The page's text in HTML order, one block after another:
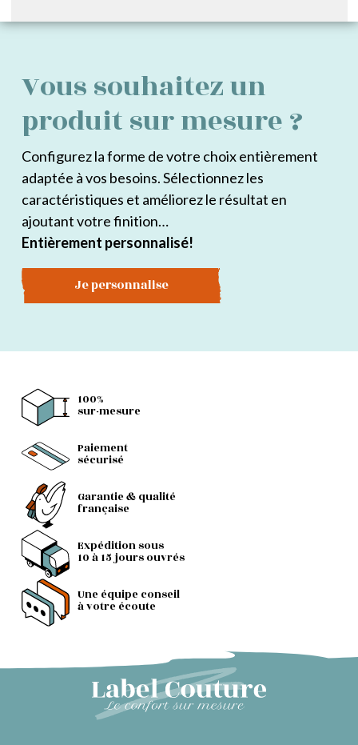
Vous souhaitez un
produit sur mesure ?
Configurez la forme de votre choix entièrement
adaptée à vos besoins. Sélectionnez les
caractéristiques et améliorez le résultat en
ajoutant votre finition…
Entièrement personnalisé!
Je personnalise
100%
sur-mesure
Paiement
sécurisé
Garantie & qualité
française
Expédition sous
10 à 15 jours ouvrés
Une équipe conseil
à votre écoute